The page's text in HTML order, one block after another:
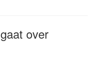
gaat over